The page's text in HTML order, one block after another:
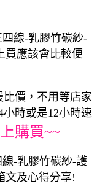
線-乳膠竹碳紗-
買應該會比較便
價，不用等店家
時或是12小時速
購買~~
-乳膠竹碳紗-護
文及心得分享!